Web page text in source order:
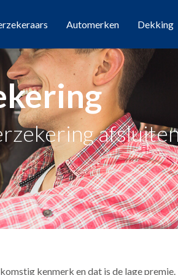
Automerken Dekking
kenmerk en dat is de lage